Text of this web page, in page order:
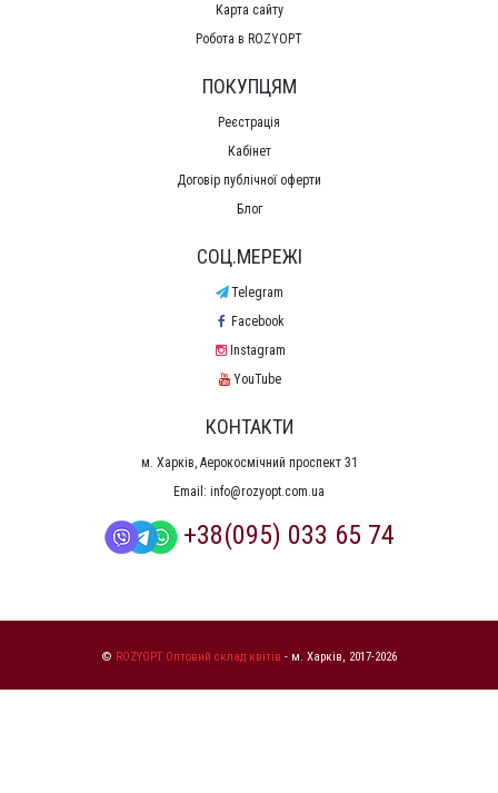
Карта сайту
Робота в ROZYOPT
ПОКУПЦЯМ
Реєстрація
Кабінет
Договір публічної оферти
Блог
СОЦ.МЕРЕЖІ
Telegram
Facebook
Instagram
YouTube
КОНТАКТИ
м. Харків, Аерокосмічний проспект 31
Email: info@rozyopt.com.ua
+38(095) 033 65 74
© ROZYOPT Оптовий склад квітів - м. Харків, 2017-2026